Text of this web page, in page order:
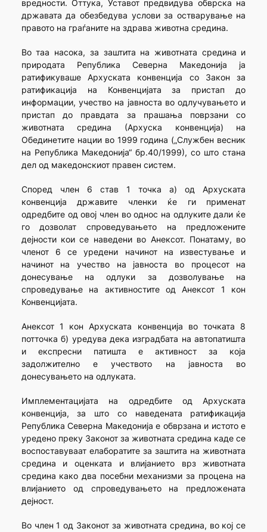
вредности. Оттука, Уставот предвидува обврска на
државата да обезбедува услови за остварување на
правото на граѓаните на здрава животна средина.
Во таа насока, за заштита на животната средина и
природата Република Северна Македонија ја
ратификуваше Архуската конвенција со Закон за
ратификација на Конвенцијата за пристап до
информации, учество на јавноста во одлучувањето и
пристап до правдата за прашања поврзани со
животната средина (Архуска конвенција) на
Обединетите нации во 1999 година („Службен весник
на Република Македонија“ бр.40/1999), со што стана
дел од македонскиот правен систем.
Според член 6 став 1 точка а) од Архуската
конвенција државите членки ќе ги применат
одредбите од овој член во однос на одлуките дали ќе
го дозволат спроведувањето на предложените
дејности кои се наведени во Анексот. Понатаму, во
членот 6 се уредени начинот на известување и
начинот на учество на јавноста во процесот на
донесување на одлуки за дозволување на
спроведување на активностите од Анексот 1 кон
Конвенцијата.
Анексот 1 кон Архуската конвенција во точката 8
потточка б) уредува дека изградбата на автопатишта
и експресни патишта е активност за која
задолжително е учеството на јавноста во
донесувањето на одлуката.
Имплементацијата на одредбите од Архуската
конвенција, за што со наведената ратификација
Република Северна Македонија е обврзана и истото е
уредено преку Законот за животната средина каде се
воспоставуваат елаборатите за заштита на животната
средина и оценката и влијанието врз животната
средина како два посебни механизми за процена на
влијанието од спроведувањето на предложената
дејност.
Во член 1 од Законот за животната средина, во кој се